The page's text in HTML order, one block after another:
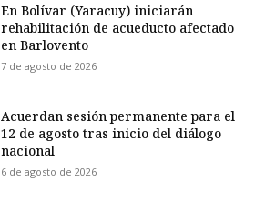
En Bolívar (Yaracuy) iniciarán
rehabilitación de acueducto afectado
en Barlovento
7 de agosto de 2026
Acuerdan sesión permanente para el
12 de agosto tras inicio del diálogo
nacional
6 de agosto de 2026